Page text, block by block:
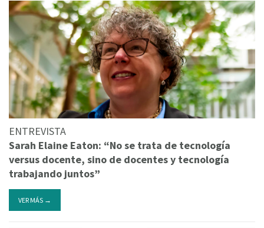
ENTREVISTA
Sarah Elaine Eaton: “No se trata de tecnología
versus docente, sino de docentes y tecnología
trabajando juntos”
VER MÁS →